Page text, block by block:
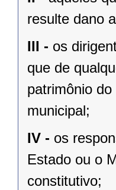
resulte dano
III - os
que de
patrimônio
municipal;
IV - os
Estado ou o
constitutivo;